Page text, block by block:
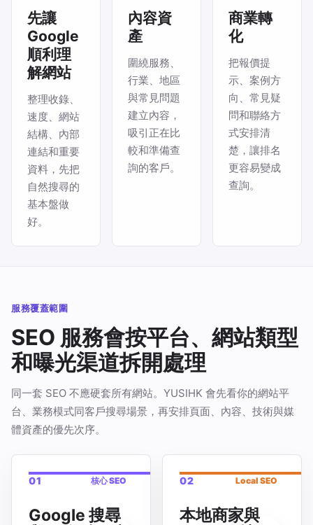
先讓
Google
順利理
解網站
整理收錄、
速度、網站
結構、內部
連結和重要
資料，先把
自然搜尋的
基本盤做
好。
內容資
產
圍繞服務、
行業、地區
與常見問題
建立內容，
吸引正在比
較和準備查
詢的客戶。
商業轉
化
把報價提
示、案例方
向、常見疑
問和聯絡方
式安排清
楚，讓排名
更容易變成
查詢。
服務覆蓋範圍
SEO 服務會按平台、網站類型
和曝光渠道拆開處理
同一套 SEO 不應硬套所有網站。YUSIHK 會先看你的網站平
台、業務模式同客戶搜尋場景，再安排頁面、內容、技術與媒
體資產的優先次序。
01 核心 SEO
Google 搜尋
02 Local SEO
本地商家與